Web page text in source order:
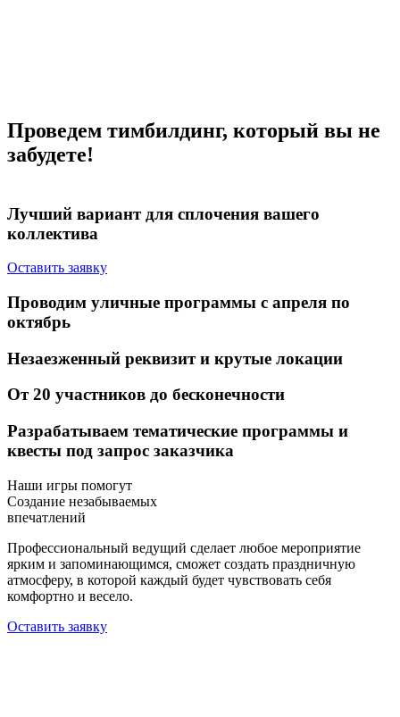
Проведем тимбилдинг, который вы не
забудете!
Лучший вариант для сплочения вашего
коллектива
Оставить заявку
Проводим уличные программы с апреля по
октябрь
Незаезженный реквизити крутые локации
От 20 участников до бесконечности
Разрабатываем тематические программы и
квесты под запрос заказчика
Наши игры помогут
Создание незабываемых
впечатлений
Профессиональный ведущий сделает любое мероприятие
ярким и запоминающимся, сможет создать праздничную
атмосферу, в которой каждый будет чувствовать себя
комфортно и весело.
Оставить заявку